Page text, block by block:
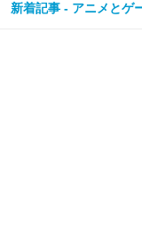
新着記事 - アニメとゲ